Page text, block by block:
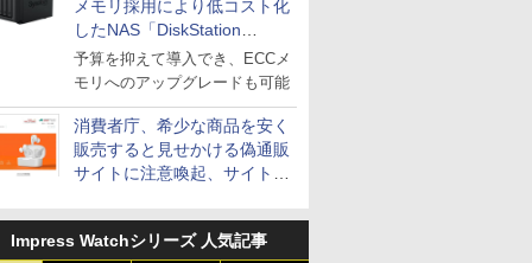
メモリ採用により低コスト化
したNAS「DiskStation
neo+」シリーズ
予算を抑えて導入でき、ECCメ
モリへのアップグレードも可能
消費者庁、希少な商品を安く
販売すると見せかける偽通販
サイトに注意喚起、サイト名
Impress Watchシリーズ 人気記事